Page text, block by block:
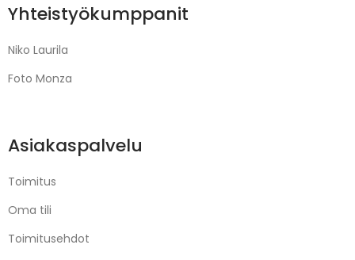
Yhteistyökumppanit
Niko Laurila
Foto Monza
Asiakaspalvelu
Toimitus
Oma tili
Toimitusehdot